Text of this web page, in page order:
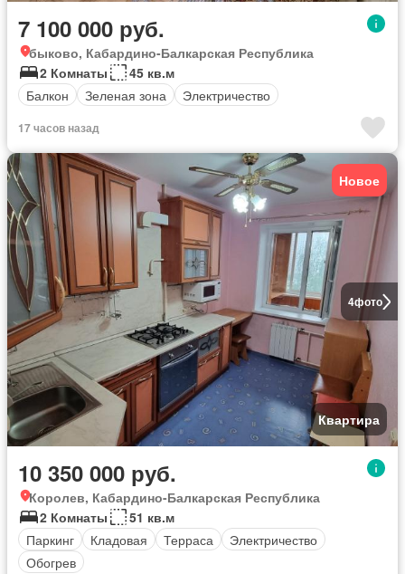
7 100 000 руб.
быково, Кабардино-Балкарская Республика
2 Комнаты
45 кв.м
Балкон
Зеленая зона Электричество
17 часов назад
4фото
Новое
Квартира
10 350 000 руб.
Королев, Кабардино-Балкарская Республика
2 Комнаты
51 кв.м
Паркинг
Кладовая Терраса
Электричество
Обогрев